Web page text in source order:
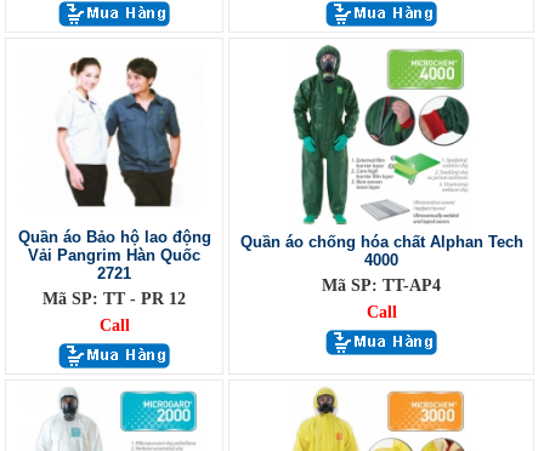
Quần áo Bảo hộ lao động
Vải Pangrim Hàn Quốc
2721
Mã SP: TT - PR 12
Call
Quần áo chống hóa chất Alphan Tech
4000
Mã SP: TT-AP4
Call